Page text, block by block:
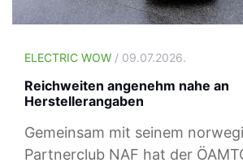
ELECTRIC WOW / 09.07.2026.
Reichweiten angenehm nahe an
Herstellerangaben
Gemeinsam mit seinem
Partnerclub NAF hat der